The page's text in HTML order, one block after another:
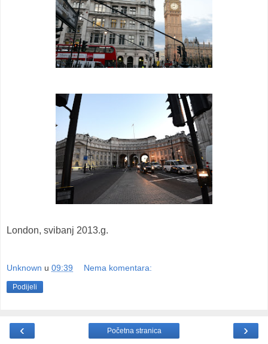
London, svibanj 2013.g.
Unknown u 09:39 Nema komentara:
Podijeli
‹ ›
Početna stranica